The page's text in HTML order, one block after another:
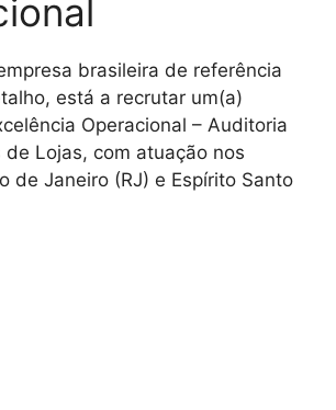
brasileira de referência
está a recrutar um(a)
Operacional – Auditoria
de Lojas, com atuação nos
de Janeiro (RJ) e Espírito Santo